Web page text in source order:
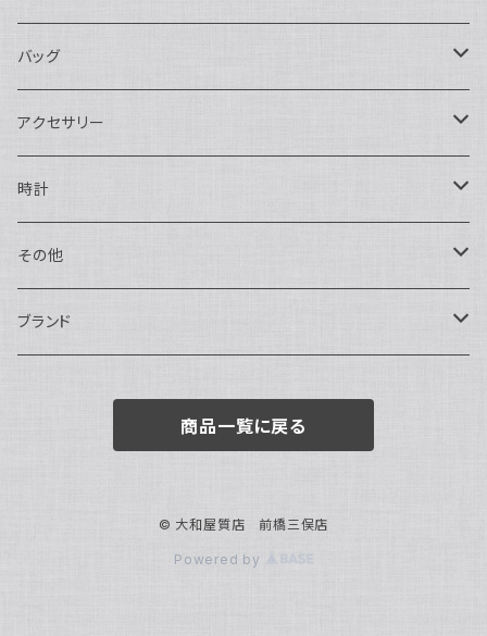
長財布
二つ折り
バッグ
ショルダーバッグ・ボディバッグ
ハンドバッグ・ポーチ
トートバッグ
バックパック・リュックサック
ボストンバッグ
アクセサリー
ネックレス
指輪
ピアス・イヤリング
チャーム・キーホルダー
時計
アナログ・機械式
アナログ・クォーツ
その他
ペン・万年筆
ブランド
BOTTEGA VENETA
商品一覧に戻る
© 大和屋質店 前橋三俣店
Powered by